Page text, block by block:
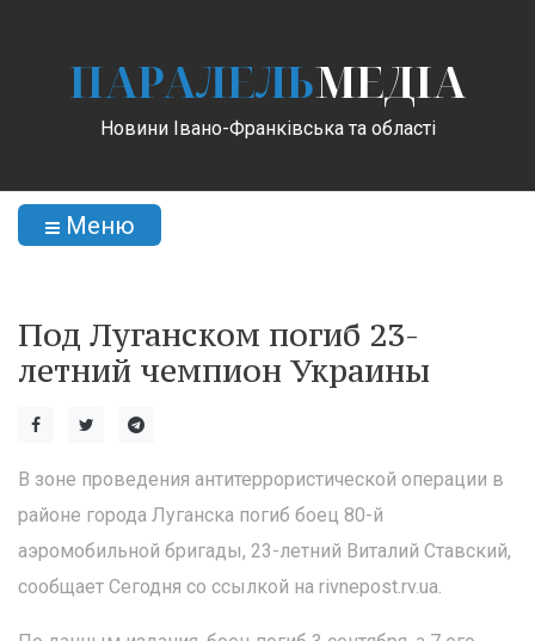
ПАРАЛЕЛЬМЕДІА
Новини Івано-Франківська та області
Меню
Под Луганском погиб 23-
летний чемпион Украины
В зоне проведения антитеррористической операции в
районе города Луганска погиб боец 80-й
аэромобильной бригады, 23-летний Виталий Ставский,
сообщает Сегодня со ссылкой на rivnepost.rv.uа.